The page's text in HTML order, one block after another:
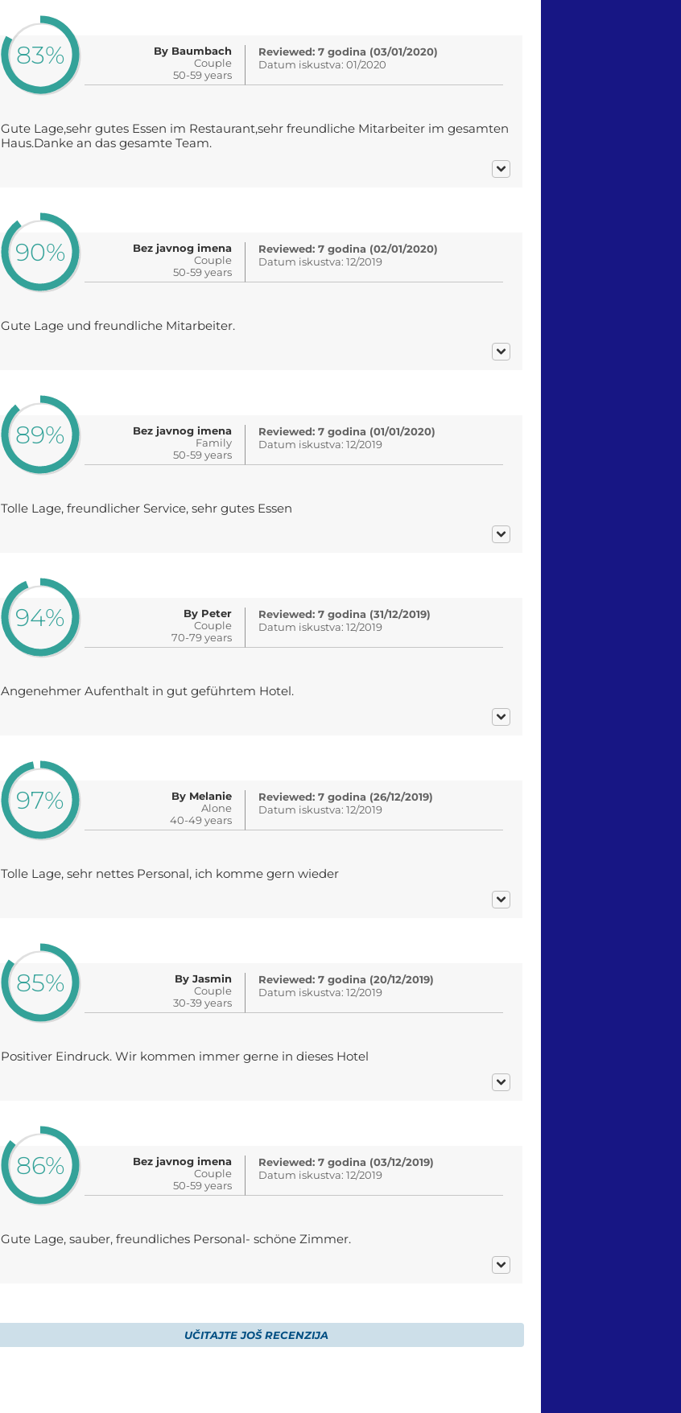
83%
By Baumbach
Couple
50-59 years
Reviewed: 7 godina (03/01/2020)
Datum iskustva: 01/2020
Gute Lage,sehr gutes Essen im Restaurant,sehr freundliche Mitarbeiter im gesamten
Haus.Danke an das gesamte Team.
90%
Bez javnog imena
Couple
50-59 years
Reviewed: 7 godina (02/01/2020)
Datum iskustva: 12/2019
Gute Lage und freundliche Mitarbeiter.
89%
Bez javnog imena
Family
50-59 years
Reviewed: 7 godina (01/01/2020)
Datum iskustva: 12/2019
Tolle Lage, freundlicher Service, sehr gutes Essen
94%
By Peter
Couple
70-79 years
Reviewed: 7 godina (31/12/2019)
Datum iskustva: 12/2019
Angenehmer Aufenthalt in gut geführtem Hotel.
97%
By Melanie
Alone
40-49 years
Reviewed: 7 godina (26/12/2019)
Datum iskustva: 12/2019
Tolle Lage, sehr nettes Personal, ich komme gern wieder
85%
By Jasmin
Couple
30-39 years
Reviewed: 7 godina (20/12/2019)
Datum iskustva: 12/2019
Positiver Eindruck. Wir kommen immer gerne in dieses Hotel
86%
Bez javnog imena
Couple
50-59 years
Reviewed: 7 godina (03/12/2019)
Datum iskustva: 12/2019
Gute Lage, sauber, freundliches Personal- schöne Zimmer.
UČITAJTE JOŠ RECENZIJA